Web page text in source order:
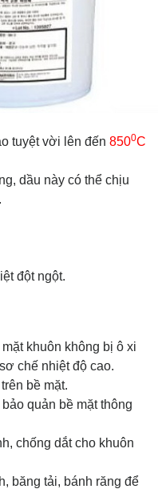
tuyệt vời lên đến 8500C
dầu này có thể chịu
.
đột ngột.
khuôn không bị ô xi
chế nhiệt độ cao.
bề mặt.
quản bề mặt thông
chống dắt cho khuôn
băng tải, bánh răng để